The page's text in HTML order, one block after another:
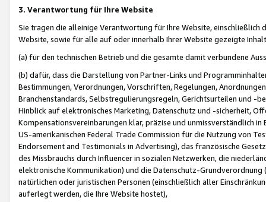
3. Verantwortung für Ihre Website
Sie tragen die alleinige Verantwortung für Ihre Website,
Website, sowie für alle auf oder innerhalb Ihrer Website gezeigte
(a) für den technischen Betrieb und die gesamte damit verbundene
(b) dafür, dass die Darstellung von Partner-Links und
Bestimmungen, Verordnungen, Vorschriften, Regelungen,
Branchenstandards, Selbstregulierungsregeln, Gerichtsurteilen und -
Hinblick auf elektronisches Marketing, Datenschutz und -sicherheit,
Kompensationsvereinbarungen klar, präzise und unmissverständlich
US-amerikanischen Federal Trade Commission für die Nutzung von
Endorsement and Testimonials in Advertising), das französische
des Missbrauchs durch Influencer in sozialen Netzwerken, die
elektronische Kommunikation) und die Datenschutz-
natürlichen oder juristischen Personen (einschließlich aller
auferlegt werden, die Ihre Website hostet),